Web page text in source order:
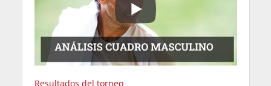
Resultados del torneo